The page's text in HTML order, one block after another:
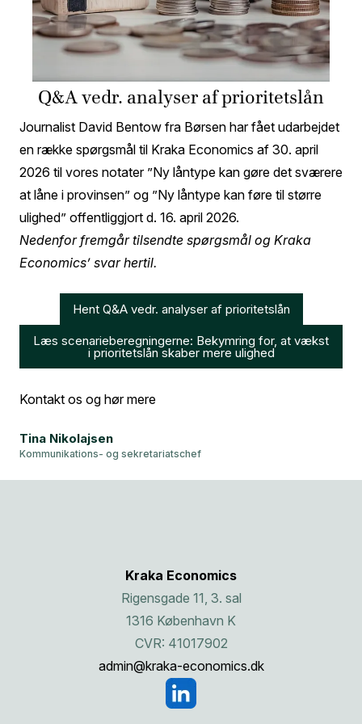
Q&A vedr. analyser af prioritetslån
Journalist David Bentow fra Børsen har fået udarbejdet
en række spørgsmål til Kraka Economics af 30. april
2026 til vores notater ”Ny låntype kan gøre det sværere
at låne i provinsen” og ”Ny låntype kan føre til større
ulighed” offentliggjort d. 16. april 2026.
Nedenfor fremgår tilsendte spørgsmål og Kraka
Economics’ svar hertil.
Hent Q&A vedr. analyser af prioritetslån
Læs scenarieberegningerne: Bekymring for, at vækst
i prioritetslån skaber mere ulighed
Kontakt os og hør mere
Tina Nikolajsen
Kommunikations- og sekretariatschef
Kraka Economics
Rigensgade 11, 3. sal
1316 København K
CVR: 41017902
admin@kraka-economics.dk